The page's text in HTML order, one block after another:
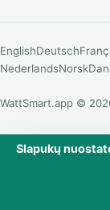
Slapukų
EnglishDeutsch
NederlandsNorsk
WattSmart.app ©